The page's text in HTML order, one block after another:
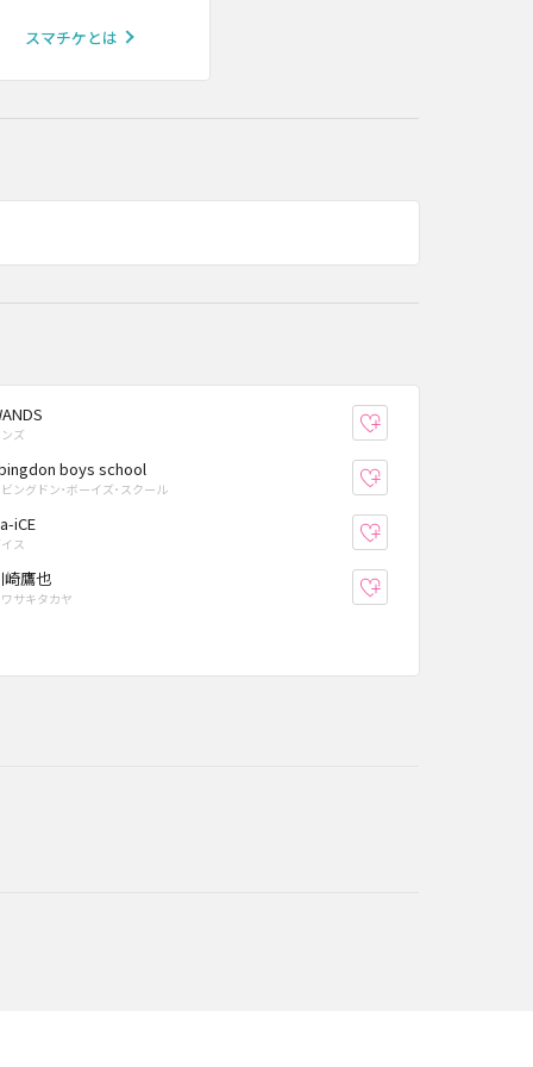
スマチケとは
登録
ズ
登録 boys school
ングドン･ボーイズ･スクール
登録
iCE
ス
登録
崎鷹也
サキタカヤ